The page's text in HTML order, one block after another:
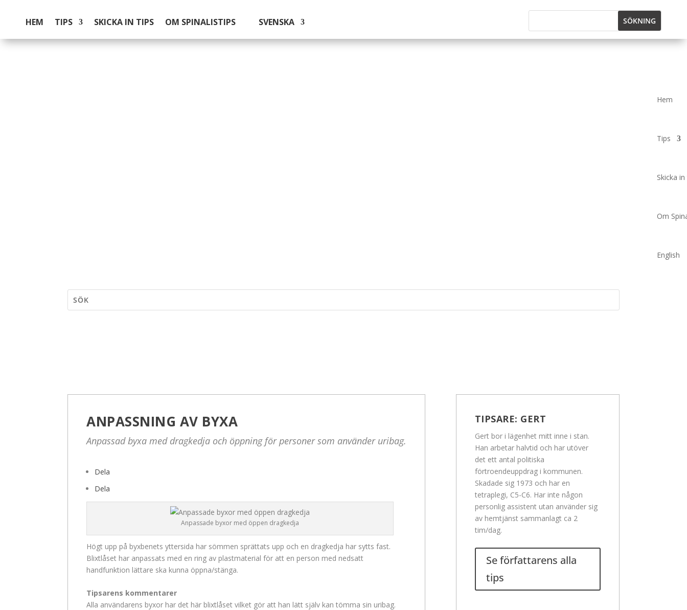
HEM TIPS SKICKA IN TIPS OM SPINALISTIPS SVENSKA
Hem
Tips
Skicka
Om
English
ANPASSNING AV BYXA
Anpassad byxa med dragkedja och öppning för personer som använder uribag.
Dela
Dela
Anpassade byxor med öppen dragkedja
Högt upp på byxbenets yttersida har sömmen sprättats upp och en dragkedja har sytts fast.
Blixtlåset har anpassats med en ring av plastmaterial för att en person med nedsatt
handfunktion lättare ska kunna öppna/stänga.
Tipsarens kommentarer
Alla användarens byxor har det här blixtlåset vilket gör att han lätt själv kan tömma sin uribag.
TIPSARE: GERT
Gert bor i lägenhet mitt inne i stan.
Han arbetar halvtid och har utöver
det ett antal politiska
förtroendeuppdrag i kommunen.
Skadade sig 1973 och har en
tetraplegi, C5-C6. Har inte någon
personlig assistent utan använder sig
av hemtjänst sammanlagt ca 2
tim/dag.
Se författarens alla
tips